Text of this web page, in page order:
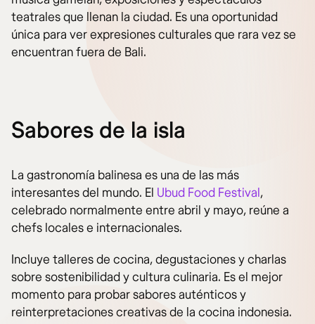
teatrales que llenan la ciudad. Es una oportunidad
única para ver expresiones culturales que rara vez se
encuentran fuera de Bali.
Sabores de la isla
La gastronomía balinesa es una de las más
interesantes del mundo. El Ubud Food Festival,
celebrado normalmente entre abril y mayo, reúne a
chefs locales e internacionales.
Incluye talleres de cocina, degustaciones y charlas
sobre sostenibilidad y cultura culinaria. Es el mejor
momento para probar sabores auténticos y
reinterpretaciones creativas de la cocina indonesia.